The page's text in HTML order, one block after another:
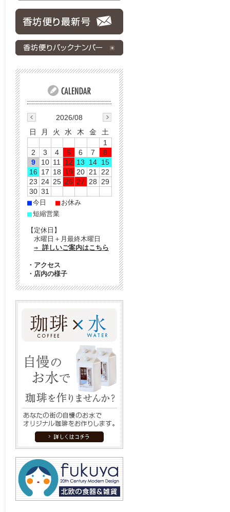
2026/08
日
月 火 水 木 金
土
1
2
3 4 5 6 7
8
9
10 11 12 13 14 15
16 17 18 19 20 21
22
23 24 25 26 27 28
29
30 31
■今日 ■ お休み
■短縮営業
【定休日】
水曜日＋月最終木曜日
⇒ 詳しいご案内はこちら
・ アクセス
・ 店内の様子